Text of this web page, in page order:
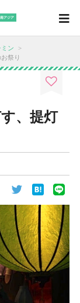
アジア
ン
祭り
、提灯